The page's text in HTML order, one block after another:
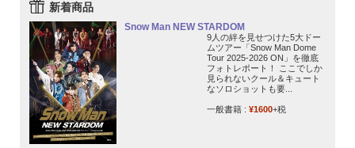
新着商品
Snow Man NEW STARDOM
9人の絆を見せつけた5大ドー
ムツアー「Snow Man Dome
Tour 2025-2026 ON」を徹底
フォトレポート！ ここでしか
見られないクール＆キュート
なソロショットも要...
一般書籍 : ¥1600+税